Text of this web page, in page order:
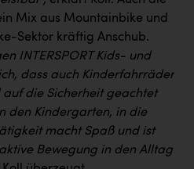
Mix aus Mountainbike und
Sektor kräftig Anschub.
INTERSPORT Kids- und
dass auch Kinderfahrräder
auf die Sicherheit geachtet
den Kindergarten, in die
macht Spaß und ist
Bewegung in den Alltag